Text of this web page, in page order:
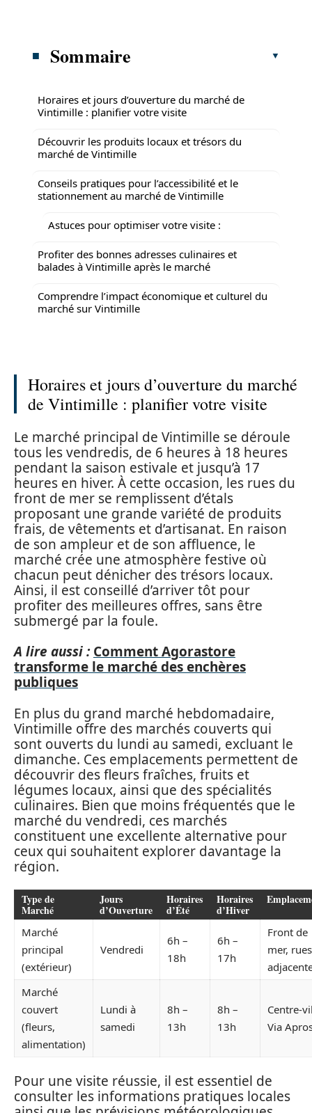
Sommaire
Horaires et jours d’ouverture du marché de
Vintimille : planifier votre visite
Découvrir les produits locaux et trésors du
marché de Vintimille
Conseils pratiques pour l’accessibilité et le
stationnement au marché de Vintimille
Astuces pour optimiser votre visite :
Profiter des bonnes adresses culinaires et
balades à Vintimille après le marché
Comprendre l’impact économique et culturel du
marché sur Vintimille
Horaires et jours d’ouverture du marché
de Vintimille : planifier votre visite
Le marché principal de Vintimille se déroule
tous les vendredis, de 6 heures à 18 heures
pendant la saison estivale et jusqu’à 17
heures en hiver. À cette occasion, les rues du
front de mer se remplissent d’étals
proposant une grande variété de produits
frais, de vêtements et d’artisanat. En raison
de son ampleur et de son affluence, le
marché crée une atmosphère festive où
chacun peut dénicher des trésors locaux.
Ainsi, il est conseillé d’arriver tôt pour
profiter des meilleures offres, sans être
submergé par la foule.
A lire aussi : Comment Agorastore
transforme le marché des enchères
publiques
En plus du grand marché hebdomadaire,
Vintimille offre des marchés couverts qui
sont ouverts du lundi au samedi, excluant le
dimanche. Ces emplacements permettent de
découvrir des fleurs fraîches, fruits et
légumes locaux, ainsi que des spécialités
culinaires. Bien que moins fréquentés que le
marché du vendredi, ces marchés
constituent une excellente alternative pour
ceux qui souhaitent explorer davantage la
région.
Type de
Marché
Jours
d’Ouverture
Horaires
d’Été
Horaires
d’Hiver
Marché
principal
(extérieur)
Vendredi
6h –
18h
6h –
17h
Front de
mer, rues
Marché
couvert
(fleurs,
alimentation)
Lundi à
samedi
8h –
13h
8h –
13h
Centre-
Via
Pour une visite réussie, il est essentiel de
consulter les informations pratiques locales